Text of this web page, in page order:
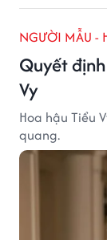
NGƯỜI MẪU -
Quyết
Vy
Hoa hậu Tiểu
quang.